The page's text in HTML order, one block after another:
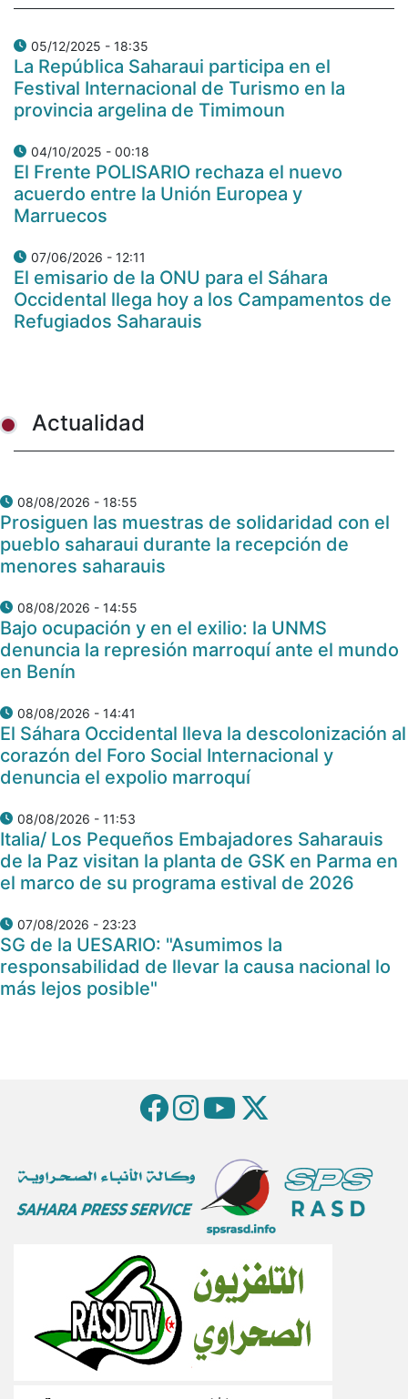
05/12/2025 - 18:35
La República Saharaui participa en el
Festival Internacional de Turismo en la
provincia argelina de Timimoun
04/10/2025 - 00:18
El Frente POLISARIO rechaza el nuevo
acuerdo entre la Unión Europea y
Marruecos
07/06/2026 - 12:11
El emisario de la ONU para el Sáhara
Occidental llega hoy a los Campamentos de
Refugiados Saharauis
Actualidad
08/08/2026 - 18:55
Prosiguen las muestras de solidaridad con el
pueblo saharaui durante la recepción de
menores saharauis
08/08/2026 - 14:55
Bajo ocupación y en el exilio: la UNMS
denuncia la represión marroquí ante el mundo
en Benín
08/08/2026 - 14:41
El Sáhara Occidental lleva la descolonización al
corazón del Foro Social Internacional y
denuncia el expolio marroquí
08/08/2026 - 11:53
Italia/ Los Pequeños Embajadores Saharauis
de la Paz visitan la planta de GSK en Parma en
el marco de su programa estival de 2026
07/08/2026 - 23:23
SG de la UESARIO: "Asumimos la
responsabilidad de llevar la causa nacional lo
más lejos posible"